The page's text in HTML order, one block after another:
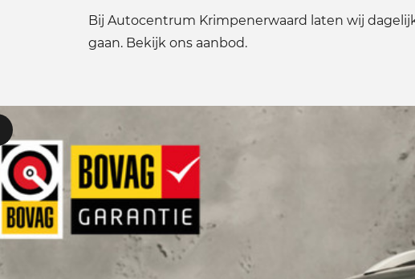
Bij Autocentrum Krimpenerwaard laten wij
gaan. Bekijk ons aanbod.